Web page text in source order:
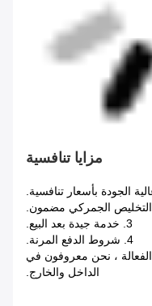
مزايا تنافسية
3. خدمة جيدة بعد البيع.
4. شروط الدفع المرنة.
الفعالة ، نحن معروفون في
الداخل والخارج.